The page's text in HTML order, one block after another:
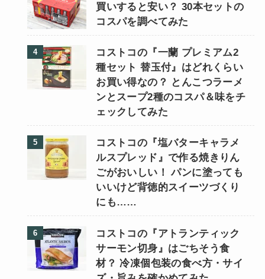
買いすると安い？ 30本セットの
コスパを調べてみた
コストコの『一蘭 プレミアム2
種セット 替玉付』はどれくらい
お買い得なの？ とんこつラーメ
ンとスープ2種のコスパ＆味をチ
ェックしてみた
コストコの『塩バターキャラメ
ルスプレッド』で作る焼きりん
ごがおいしい！ パンに塗っても
いいけど背徳的スイーツづくり
にも……
コストコの『アトランティック
サーモン切身』はごちそう食
材？ 冷凍個包装の食べ方・サイ